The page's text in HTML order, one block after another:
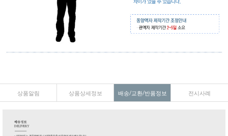
상품알림 상품상세정보 배송/교환/반품정보 전시사례